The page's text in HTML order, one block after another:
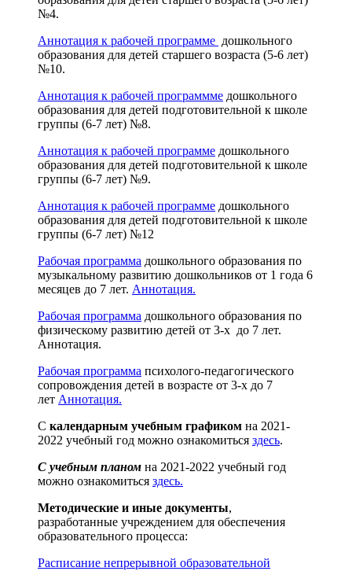
№4.
Аннотация к рабочей программе дошкольного
образования для детей старшего возраста (5-6 лет)
№10.
Аннотация к рабочей программме дошкольного
образования для детей подготовительной к школе
группы (6-7 лет) №8.
Аннотация к рабочей программе дошкольного
образования для детей подготовительной к школе
группы (6-7 лет) №9.
Аннотация к рабочей программе дошкольного
образования для детей подготовительной к школе
группы (6-7 лет) №12
Рабочая программа дошкольного образования по
музыкальному развитию дошкольников от 1 года 6
месяцев до 7 лет. Аннотация.
Рабочая программа дошкольного образования по
физическому развитию детей от 3-х до 7 лет.
Аннотация.
Рабочая программа психолого-педагогического
сопровождения детей в возрасте от 3-х до 7
лет Аннотация.
С календарным учебным графиком на 2021-
2022 учебный год можно ознакомиться здесь.
С учебным планом на 2021-2022 учебный год
можно ознакомиться здесь.
Методические и иные документы,
разработанные учреждением для обеспечения
образовательного процесса:
Расписание непрерывной образовательной